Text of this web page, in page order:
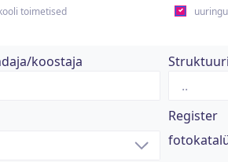
toimetised
koostaja
Register